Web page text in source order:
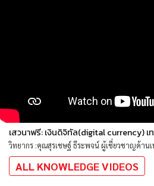
เสวนาฟรี: เงินดิจิทัล(digital currency)
วิทยากร :คุณสุรเชษฐ์ ธีระพจน์ ผู้เชี่ยวชาญด้านเ
ALL KNOWLEDGE VIDEOS